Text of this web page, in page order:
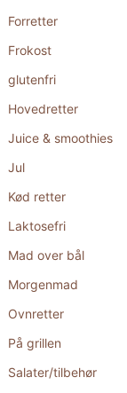
Forretter
Frokost
glutenfri
Hovedretter
Juice & smoothies
Jul
Kød retter
Laktosefri
Mad over bål
Morgenmad
Ovnretter
På grillen
Salater/tilbehør